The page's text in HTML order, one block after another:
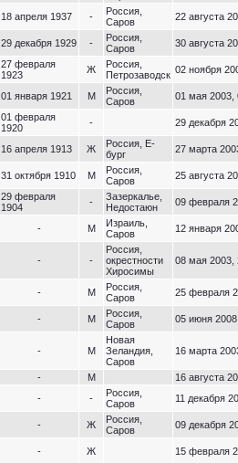
18 апреля 1937 -
Россия,
Саров
22 августа
29 декабря 1929 -
Россия,
Саров
30 августа
27 февраля
1923
Ж
Россия,
Петрозаводск 02 ноября
01 января 1921 М
Россия,
Саров
01 мая 2003,
01 февраля
1920
- 29 декабря
16 апреля 1913 Ж
Россия, Е-
бург
27 марта
31 октября 1910 М
Россия,
Саров
25 августа
29 февраля
1904
-
Зазеркалье,
Недостаюн
09 февраля
- М
Израиль,
Саров
12 января
- -
Россия,
окрестности
Хиросимы
08 мая 2003,
- М
Россия,
Саров
25 февраля
- М
Россия,
Саров
05 июня
- М
Новая
Зеландия,
Саров
16 марта
- М
16 августа
- -
Россия,
Саров
11 декабря
- Ж
Россия,
Саров
09 декабря
- Ж 15 февраля